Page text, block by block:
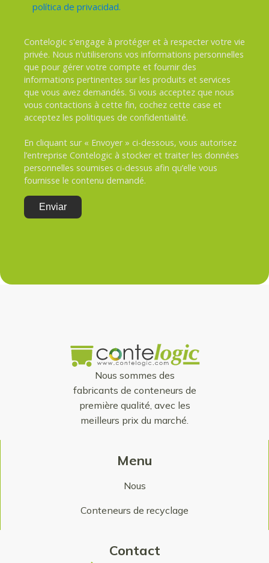
política de privacidad.
Contelogic s'engage à protéger et à respecter votre vie
privée. Nous n'utiliserons vos informations personnelles
que pour gérer votre compte et fournir des
informations pertinentes sur les produits et services
que vous avez demandés. Si vous acceptez que nous
vous contactions à cette fin, cochez cette case et
acceptez les politiques de confidentialité.
En cliquant sur « Envoyer » ci-dessous, vous autorisez
l’entreprise Contelogic à stocker et traiter les données
personnelles soumises ci-dessus afin qu’elle vous
fournisse le contenu demandé.
Nous sommes des
fabricants de conteneurs de
première qualité, avec les
meilleurs prix du marché.
Menu
Nous
Conteneurs de recyclage
Contact